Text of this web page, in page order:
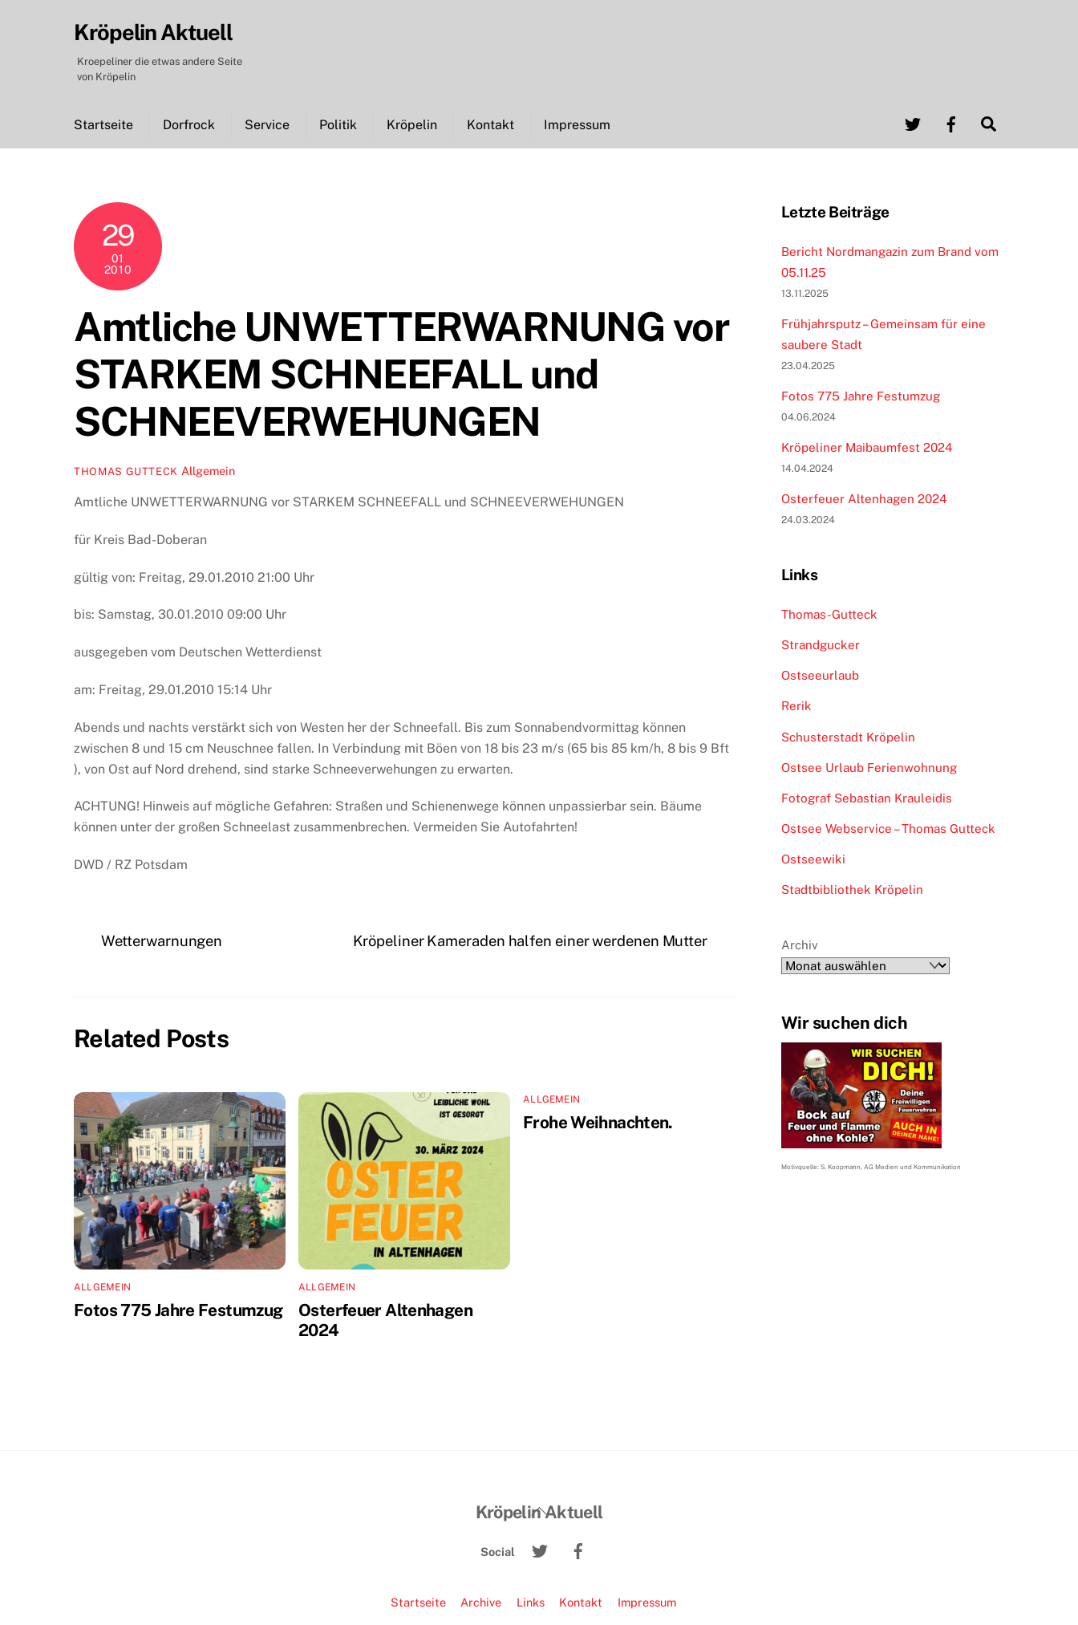
Kröpelin Aktuell
Kroepeliner die etwas andere Seite
von Kröpelin
Twitter Facebook
Startseite Dorfrock Service Politik Kröpelin Kontakt Impressum
29
01
2010
Amtliche UNWETTERWARNUNG vor
STARKEM SCHNEEFALL und
SCHNEEVERWEHUNGEN
THOMAS GUTTECK Allgemein
Amtliche UNWETTERWARNUNG vor STARKEM SCHNEEFALL und SCHNEEVERWEHUNGEN
für Kreis Bad-Doberan
gültig von: Freitag, 29.01.2010 21:00 Uhr
bis: Samstag, 30.01.2010 09:00 Uhr
ausgegeben vom Deutschen Wetterdienst
am: Freitag, 29.01.2010 15:14 Uhr
Abends und nachts verstärkt sich von Westen her der Schneefall. Bis zum Sonnabendvormittag können
zwischen 8 und 15 cm Neuschnee fallen. In Verbindung mit Böen von 18 bis 23 m/s (65 bis 85 km/h, 8 bis 9 Bft
), von Ost auf Nord drehend, sind starke Schneeverwehungen zu erwarten.
ACHTUNG! Hinweis auf mögliche Gefahren: Straßen und Schienenwege können unpassierbar sein. Bäume
können unter der großen Schneelast zusammenbrechen. Vermeiden Sie Autofahrten!
DWD / RZ Potsdam
Wetterwarnungen Kröpeliner Kameraden halfen einer werdenen Mutter
Related Posts
ALLGEMEIN
Fotos 775 Jahre Festumzug
ALLGEMEIN
Osterfeuer Altenhagen
2024
ALLGEMEIN
Frohe Weihnachten.
Letzte Beiträge
Bericht Nordmangazin zum Brand vom
05.11.25
13.11.2025
Frühjahrsputz – Gemeinsam für eine
saubere Stadt
23.04.2025
Fotos 775 Jahre Festumzug
04.06.2024
Kröpeliner Maibaumfest 2024
14.04.2024
Osterfeuer Altenhagen 2024
24.03.2024
Links
Thomas-Gutteck
Strandgucker
Ostseeurlaub
Rerik
Schusterstadt Kröpelin
Ostsee Urlaub Ferienwohnung
Fotograf Sebastian Krauleidis
Ostsee Webservice – Thomas Gutteck
Ostseewiki
Stadtbibliothek Kröpelin
Archiv
Wir suchen dich
Motivquelle: S. Koopmann, AG Medien und Kommunikation
Back
Top
Kröpelin Aktuell
Social
Twitter
Startseite Archive Links Kontakt Impressum